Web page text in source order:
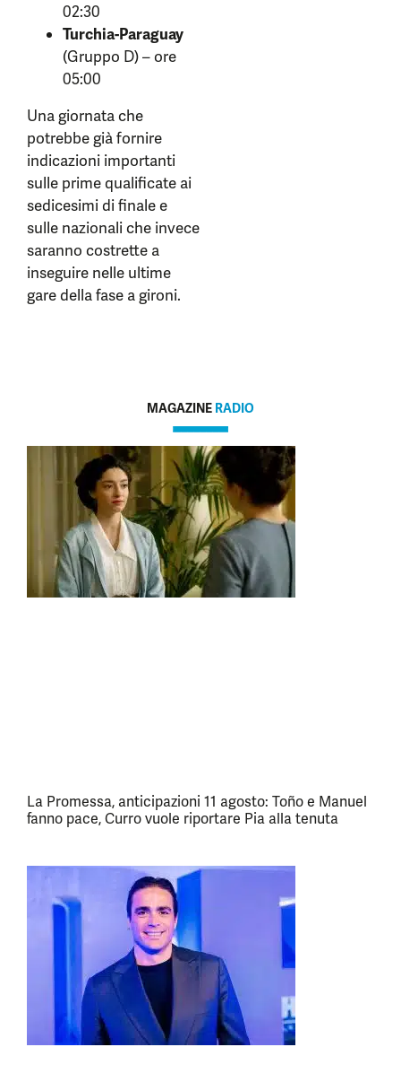
02:30
Turchia-Paraguay
(Gruppo D) – ore
05:00
Una giornata che
potrebbe già fornire
indicazioni importanti
sulle prime qualificate ai
sedicesimi di finale e
sulle nazionali che invece
saranno costrette a
inseguire nelle ultime
gare della fase a gironi.
MAGAZINE RADIO
La Promessa, anticipazioni 11 agosto: Toño e Manuel
fanno pace, Curro vuole riportare Pia alla tenuta